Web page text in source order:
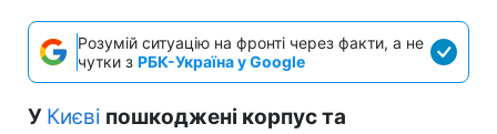
Розумій ситуацію на фронті через факти, а не
чутки з РБК-Україна у Google
У Києві пошкоджені корпус та